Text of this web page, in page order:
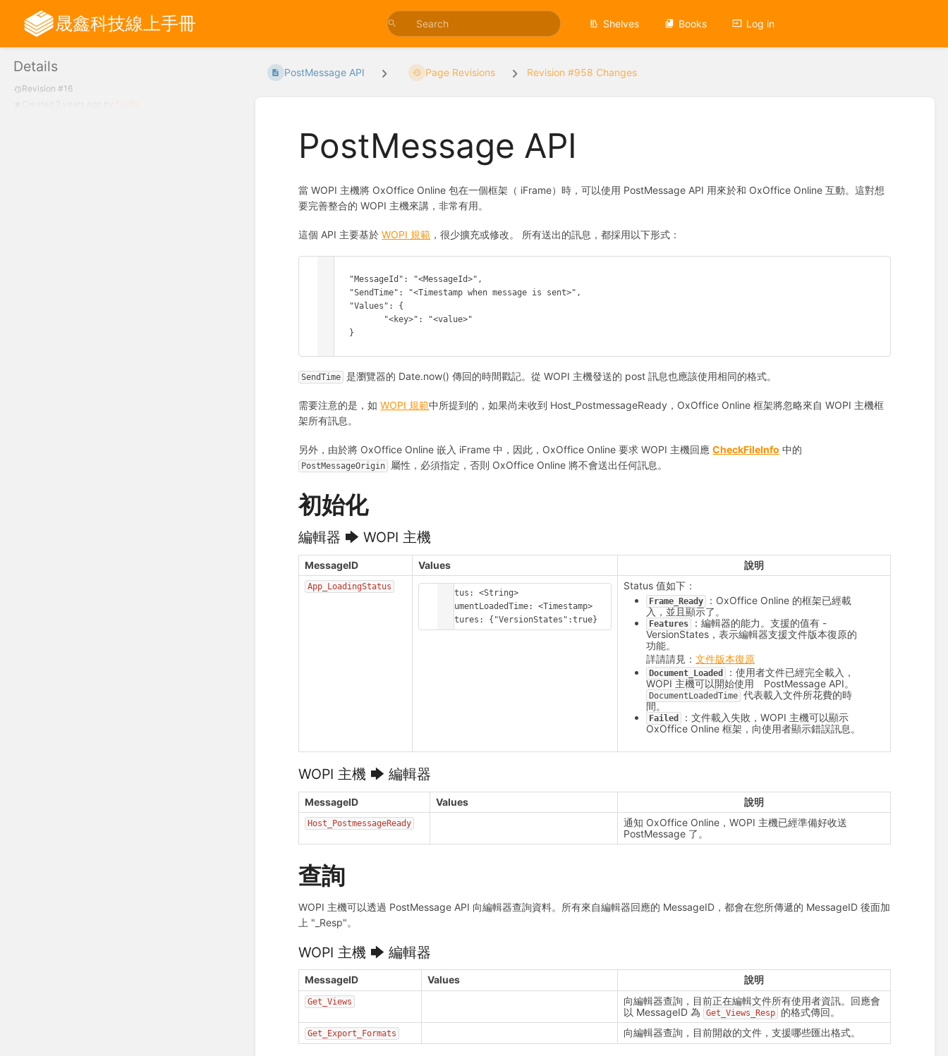
晟鑫科技線上手冊 Shelves Books Log in
Details
Revision #16
Firefly
PostMessage API Page Revisions Revision #958 Changes
PostMessage API
當 WOPI 主機將 OxOffice Online 包在一個框架（ iFrame）時，可以使用 PostMessage API 用來於和 OxOffice Online 互動。這對想
要完善整合的 WOPI 主機來講，非常有用。
這個 API 主要基於WOPI 規範 ，很少擴充或修改。 所有送出的訊息，都採用以下形式：
SendTime 是瀏覽器的 Date.now() 傳回的時間戳記。從 WOPI 主機發送的 post 訊息也應該使用相同的格式。
需要注意的是，如WOPI 規範中所提到的，如果尚未收到 Host_PostmessageReady，OxOffice Online 框架將忽略來自 WOPI 主機框
架所有訊息。
另外，由於將 OxOffice Online 嵌入 iFrame 中，因此，OxOffice Online 要求 WOPI 主機回應CheckFileInfo 中的
PostMessageOrigin 屬性，必須指定，否則 OxOffice Online 將不會送出任何訊息。
初始化
編輯器 🡆 WOPI 主機
MessageID Values 說明
App_LoadingStatus
Status: <String>
DocumentLoadedTime: <Timestamp>
Features: {"VersionStates":true}
Status 值如下：
Frame_Ready
：OxOffice Online 的框架已經載
入，並且顯示了。
Features
：編輯器的能力。支援的值有 -
VersionStates，表示編輯器支援文件版本復原的
功能。
詳請請見：文件版本復原
Document_Loaded
：使用者文件已經完全載入，
WOPI 主機可以開始使用 PostMessage API。
DocumentLoadedTime 代表載入文件所花費的時
間。
Failed
：文件載入失敗，WOPI 主機可以顯示
OxOffice Online 框架，向使用者顯示錯誤訊息。
WOPI 主機 🡆 編輯器
MessageID Values 說明
Host_PostmessageReady
通知 OxOffice Online，WOPI 主機已經準備好收送
PostMessage 了。
查詢
WOPI 主機可以透過 PostMessage API 向編輯器查詢資料。所有來自編輯器回應的 MessageID，都會在您所傳遞的 MessageID 後面加
上 "_Resp"。
WOPI 主機 🡆 編輯器
MessageID Values 說明
Get_Views
向編輯器查詢，目前正在編輯文件所有使用者資訊。回應會
以 MessageID 為
Get_Views_Resp 的格式傳回。
Get_Export_Formats 向編輯器查詢，目前開啟的文件，支援哪些匯出格式。